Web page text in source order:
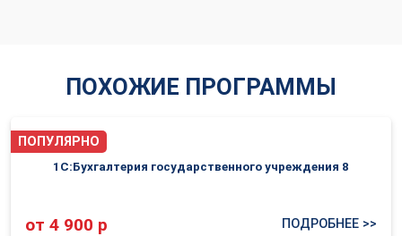
ПОХОЖИЕ ПРОГРАММЫ
ПОПУЛЯРНО
1С:Бухгалтерия государственного учреждения 8
от 4 900 р ПОДРОБНЕЕ >>